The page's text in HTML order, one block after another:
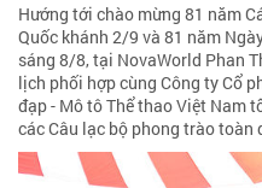
Hướng tới chào mừng 81 năm
Quốc khánh 2/9 và 81 năm
sáng 8/8, tại NovaWorld Phan
lịch phối hợp cùng Công ty Cổ
đạp - Mô tô Thể thao Việt Nam
các Câu lạc bộ phong trào toàn